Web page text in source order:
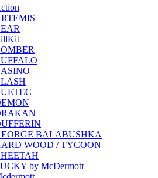
BALABUSHKA
WOOD / TYCOON
by McDermott